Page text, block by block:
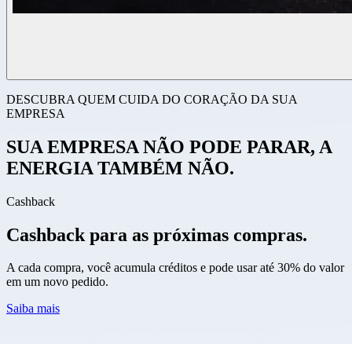
DESCUBRA QUEM CUIDA DO CORAÇÃO DA SUA
EMPRESA
SUA EMPRESA NÃO PODE PARAR, A
ENERGIA TAMBÉM NÃO.
Cashback
Cashback para as próximas compras.
A cada compra, você acumula créditos e pode usar até 30% do valor
em um novo pedido.
Saiba mais